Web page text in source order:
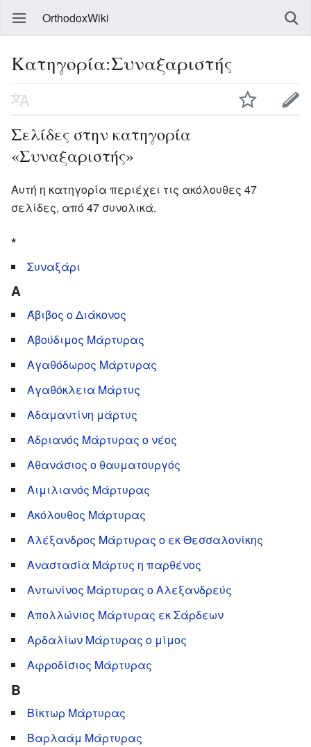
OrthodoxWiki
Κατηγορία:Συναξαριστής
Σελίδες στην κατηγορία
«Συναξαριστής»
Αυτή η κατηγορία περιέχει τις ακόλουθες 47
σελίδες, από 47 συνολικά.
*
Συναξάρι
Α
Άβιβος ο Διάκονος
Αβούδιμος Μάρτυρας
Αγαθόδωρος Μάρτυρας
Αγαθόκλεια Μάρτυς
Αδαμαντίνη μάρτυς
Αδριανός Μάρτυρας ο νέος
Αθανάσιος ο θαυματουργός
Αιμιλιανός Μάρτυρας
Ακόλουθος Μάρτυρας
Αλέξανδρος Μάρτυρας ο εκ Θεσσαλονίκης
Αναστασία Μάρτυς η παρθένος
Αντωνίνος Μάρτυρας ο Αλεξανδρεύς
Απολλώνιος Μάρτυρας εκ Σάρδεων
Αρδαλίων Μάρτυρας ο μίμος
Αφροδίσιος Μάρτυρας
Β
Βίκτωρ Μάρτυρας
Βαρλαάμ Μάρτυρας